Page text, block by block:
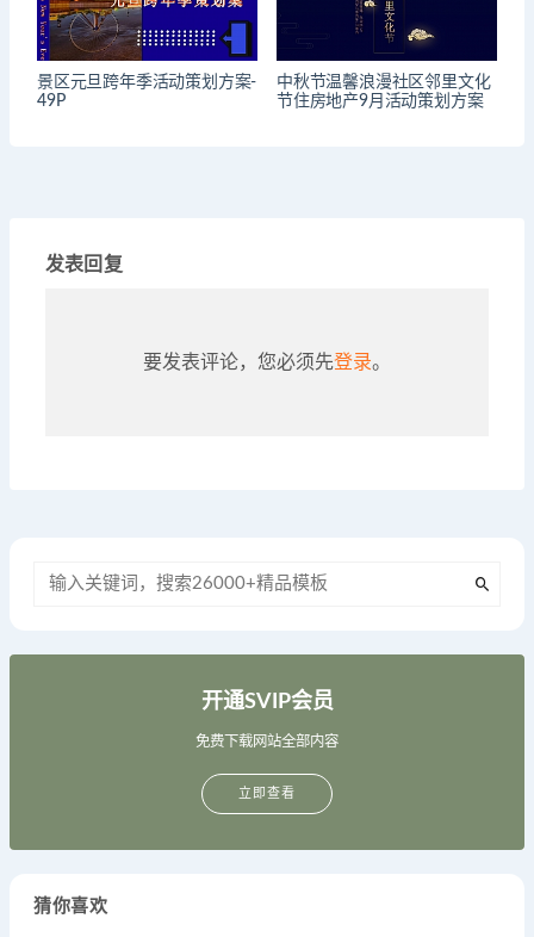
景区元旦跨年季活动策划方案-
49P
中秋节温馨浪漫社区邻里文化
节住房地产9月活动策划方案
发表回复
要发表评论，您必须先登录。
开通SVIP会员
免费下载网站全部内容
立即查看
猜你喜欢